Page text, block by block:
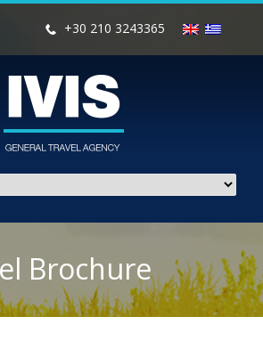
+30 210 3243365
Brochure